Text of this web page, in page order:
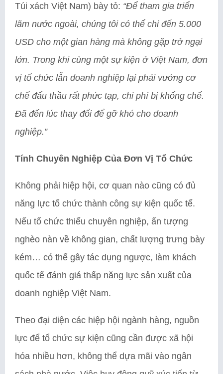
Túi xách Việt Nam) bày tỏ: “Để tham gia triển
lãm nước ngoài, chúng tôi có thể chi đến 5.000
USD cho một gian hàng mà không gặp trở ngại
lớn. Trong khi cùng một sự kiện ở Việt Nam, đơn
vị tổ chức lẫn doanh nghiệp lại phải vướng cơ
chế đấu thầu rất phức tạp, chi phí bị khống chế.
Đã đến lúc thay đổi để gỡ khó cho doanh
nghiệp.”
Tính Chuyên Nghiệp Của Đơn Vị Tổ Chức
Không phải hiệp hội, cơ quan nào cũng có đủ
năng lực tổ chức thành công sự kiện quốc tế.
Nếu tổ chức thiếu chuyên nghiệp, ấn tượng
nghèo nàn về không gian, chất lượng trưng bày
kém… có thể gây tác dụng ngược, làm khách
quốc tế đánh giá thấp năng lực sản xuất của
doanh nghiệp Việt Nam.
Theo đại diện các hiệp hội ngành hàng, nguồn
lực để tổ chức sự kiện cũng cần được xã hội
hóa nhiều hơn, không thể dựa mãi vào ngân